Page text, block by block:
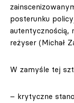
posterunku
autentycznością,
reżyser (Michał
W zamyśle tej
– krytyczne